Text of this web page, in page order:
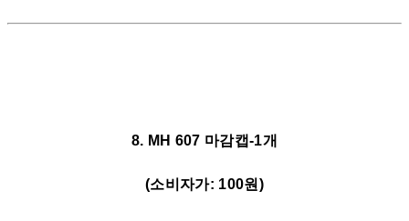
8. MH 607 마감캡-1개
(소비자가: 100원)